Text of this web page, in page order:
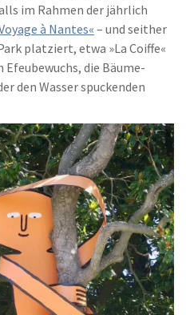
im Rahmen der jährlich
à Nantes« – und seither
platziert, etwa »La Coiffe«
die Bäume-
den Wasser spuckenden